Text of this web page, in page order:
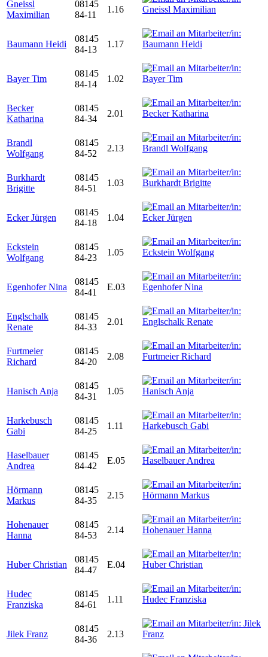
Gneissl
Maximilian
08145
84-11
1.16
Baumann Heidi
08145
84-13
1.17
Bayer Tim
08145
84-14
1.02
Becker
Katharina
08145
84-34
2.01
Brandl
Wolfgang
08145
84-52
2.13
Burkhardt
Brigitte
08145
84-51
1.03
Ecker Jürgen
08145
84-18
1.04
Eckstein
Wolfgang
08145
84-23
1.05
Egenhofer Nina
08145
84-41
E.03
Englschalk
Renate
08145
84-33
2.01
Furtmeier
Richard
08145
84-20
2.08
Hanisch Anja
08145
84-31
1.05
Harkebusch
Gabi
08145
84-25
1.11
Haselbauer
Andrea
08145
84-42
E.05
Hörmann
Markus
08145
84-35
2.15
Hohenauer
Hanna
08145
84-53
2.14
Huber Christian
08145
84-47
E.04
Hudec
Franziska
08145
84-61
1.11
Jilek Franz
08145
84-36
2.13